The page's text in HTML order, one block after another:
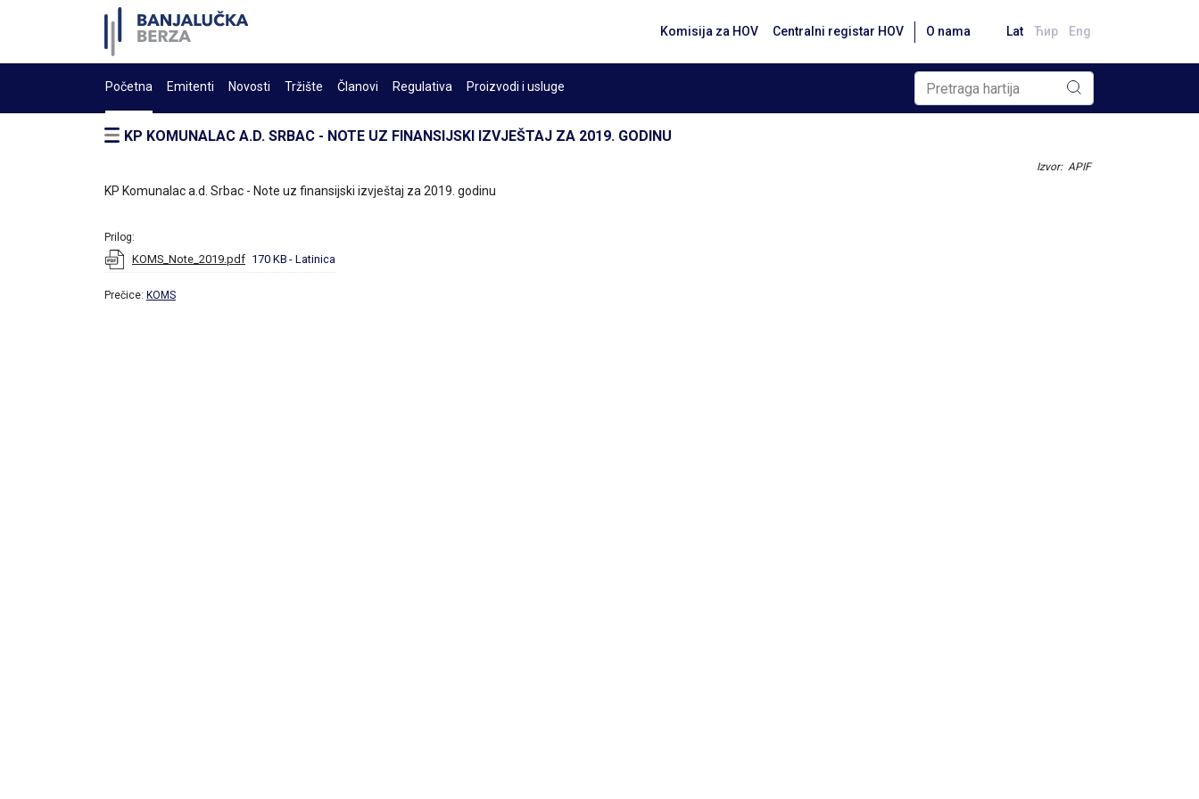
Komisija za HOV Centralni registar HOV O nama Lat Ћир Eng
Početna Emitenti Novosti Tržište Članovi Regulativa Proizvodi i usluge
KP KOMUNALAC A.D. SRBAC - NOTE UZ FINANSIJSKI IZVJEŠTAJ ZA 2019. GODINU
Izvor: APIF
KP Komunalac a.d. Srbac - Note uz finansijski izvještaj za 2019. godinu
Prilog:
KOMS_Note_2019.pdf 170 KB - Latinica
Prečice: KOMS